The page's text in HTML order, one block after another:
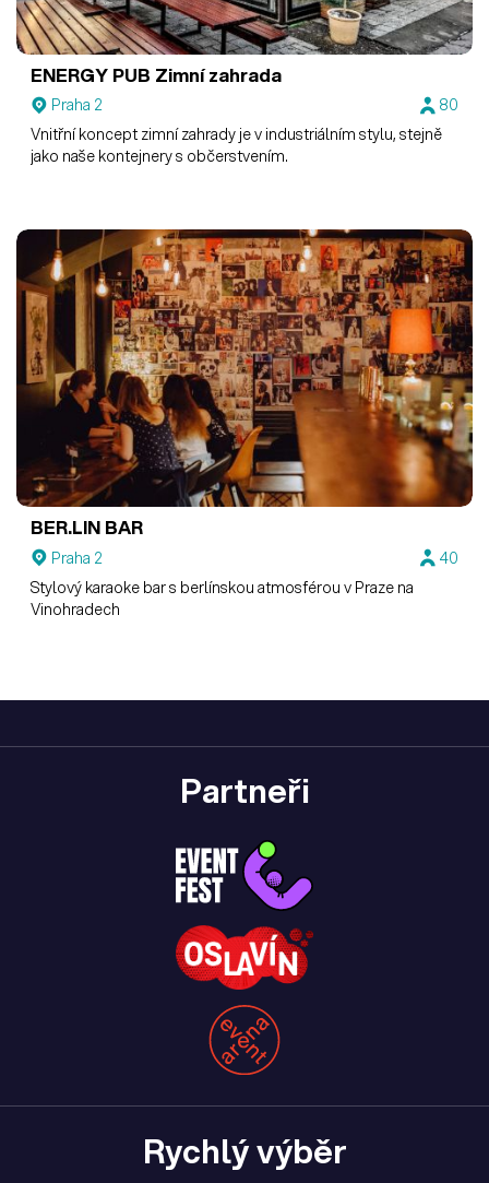
ENERGY PUB Zimní zahrada
Praha 2
80
Vnitřní koncept zimní zahrady je v industriálním stylu, stejně
jako naše kontejnery s občerstvením.
BER.LIN BAR
Praha 2
40
Stylový karaoke bar s berlínskou atmosférou v Praze na
Vinohradech
Partneři
Rychlý výběr